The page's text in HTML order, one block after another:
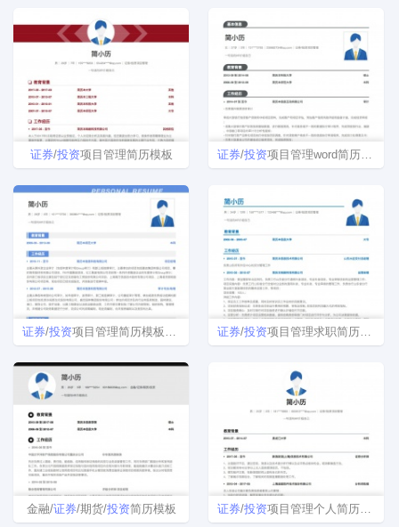
证券/投资项目管理简历模板 证券/投资项目管理word简历模板
证券/投资项目管理简历模板下载 证券/投资项目管理求职简历模板
金融/证券/期货/投资简历模板 证券/投资项目管理个人简历模板下载